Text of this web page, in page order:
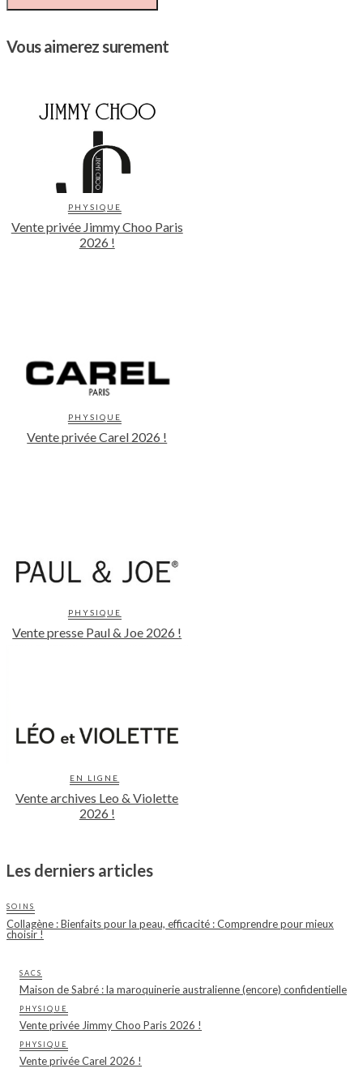
Vous aimerez surement
PHYSIQUE
Vente privée Jimmy Choo Paris
2026 !
PHYSIQUE
Vente privée Carel 2026 !
PHYSIQUE
Vente presse Paul & Joe 2026 !
EN LIGNE
Vente archives Leo & Violette
2026 !
Les derniers articles
SOINS
Collagène : Bienfaits pour la peau, efficacité : Comprendre pour mieux
choisir !
SACS
Maison de Sabré : la maroquinerie australienne (encore) confidentielle
PHYSIQUE
Vente privée Jimmy Choo Paris 2026 !
PHYSIQUE
Vente privée Carel 2026 !